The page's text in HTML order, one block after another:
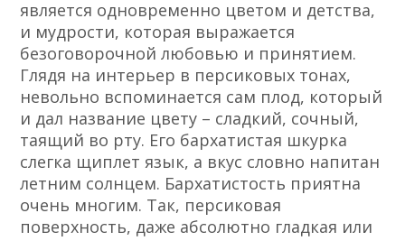
является одновременно цветом и детства,
и мудрости, которая выражается
безоговорочной любовью и принятием.
Глядя на интерьер в персиковых тонах,
невольно вспоминается сам плод, который
и дал название цвету – сладкий, сочный,
таящий во рту. Его бархатистая шкурка
слегка щиплет язык, а вкус словно напитан
летним солнцем. Бархатистость приятна
очень многим. Так, персиковая
поверхность, даже абсолютно гладкая или